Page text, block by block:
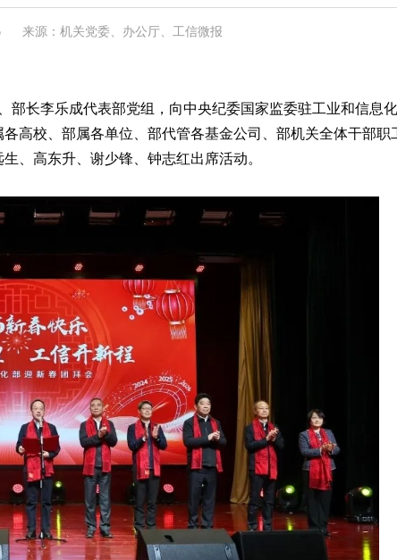
来源：机关党委、办公厅、工信微报
部长李乐成代表部党组，向中央纪委国家监委驻工业和信息
高校、部属各单位、部代管各基金公司、部机关全体干部职
、高东升、谢少锋、钟志红出席活动。